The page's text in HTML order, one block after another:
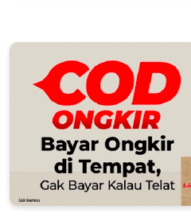
Tentang
Lion Parcel adalah jasa
seluruh pelosok di Indonesia
pembayaran cash on delivery,
paket secara real-time.
Kirim paket pakai Lion Parcel